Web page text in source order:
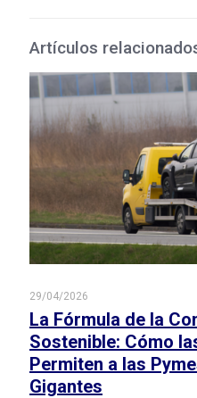
Artículos
29/04/2026
La Fórmula de la
Sostenible: Cómo
Permiten a las
Gigantes